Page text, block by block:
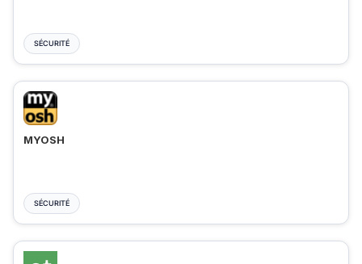
SÉCURITÉ
MYOSH
SÉCURITÉ